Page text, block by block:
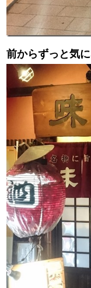
前からずっと気